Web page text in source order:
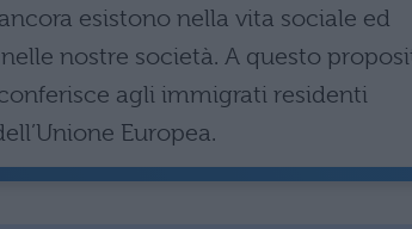
esistono nella vita sociale ed
nostre società. A questo
agli immigrati residenti
Europea.